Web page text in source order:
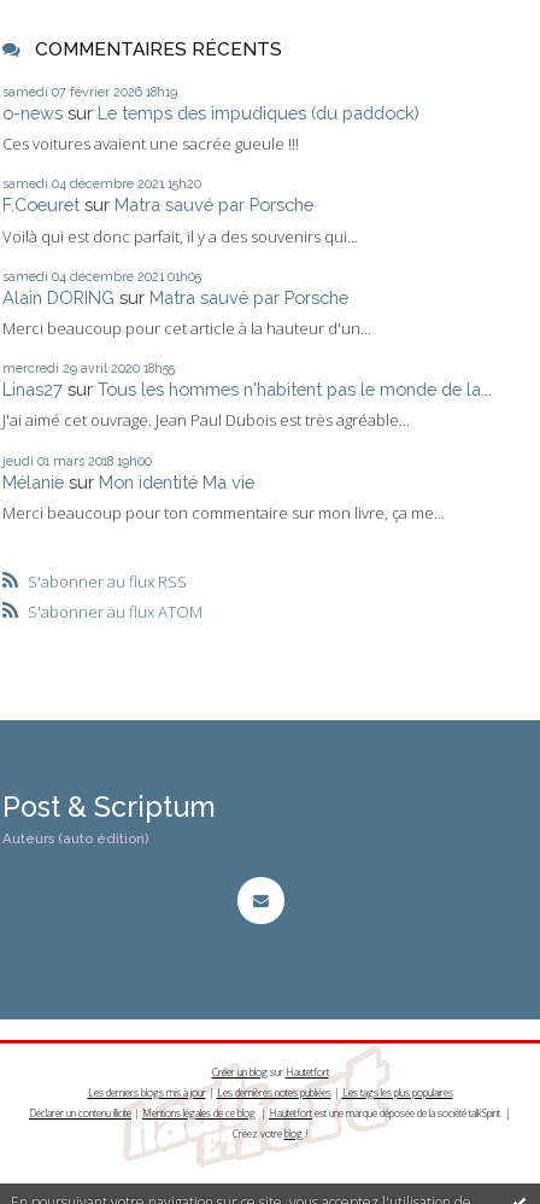
COMMENTAIRES RÉCENTS
samedi 07 février 2026 18h19
o-news sur Le temps des impudiques (du paddock)
Ces voitures avaient une sacrée gueule !!!
samedi 04 décembre 2021 15h20
F.Coeuret sur Matra sauvé par Porsche
Voilà qui est donc parfait, il y a des souvenirs qui...
samedi 04 décembre 2021 01h05
Alain DORING sur Matra sauvé par Porsche
Merci beaucoup pour cet article à la hauteur d'un...
mercredi 29 avril 2020 18h55
Linas27 sur Tous les hommes n'habitent pas le monde de la...
J'ai aimé cet ouvrage. Jean Paul Dubois est très agréable...
jeudi 01 mars 2018 19h00
Mélanie sur Mon identité Ma vie
Merci beaucoup pour ton commentaire sur mon livre, ça me...
S'abonner au flux RSS
S'abonner au flux ATOM
Post & Scriptum
Auteurs (auto édition)
Créer un blogsur Hautetfort
Les derniers blogs mis à jour|Les dernières notes publiées| Les tags les plus populaires
Déclarer un contenu illicite| Mentions légales de ce blog |Hautetfortest une marque déposée de la société talkSpirit |
Créez votreblog!